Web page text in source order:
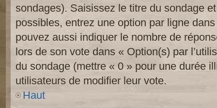
sondages). Saisissez le titre du sondage
possibles, entrez une option par ligne
pouvez aussi indiquer le nombre de
lors de son vote dans « Option(s) par
du sondage (mettre « 0 » pour une durée
utilisateurs de modifier leur vote.
Haut